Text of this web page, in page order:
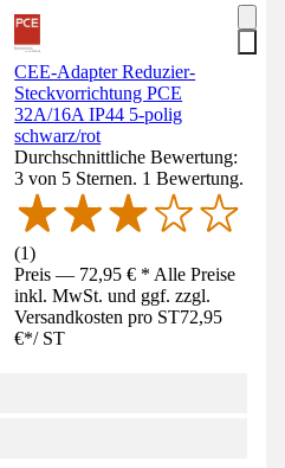
CEE-Adapter Reduzier-
Steckvorrichtung PCE
32A/16A IP44 5-polig
schwarz/rot
Durchschnittliche Bewertung:
3 von 5 Sternen. 1 Bewertung.
(1)
Preis — 72,95 € * Alle Preise
inkl. MwSt. und ggf. zzgl.
Versandkosten pro ST72,95
€*/ ST